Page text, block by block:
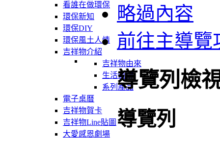
看誰在做環保
環保新知
環保DIY
環保風土人情
吉祥物介紹
吉祥物由來
生活軌跡
系列產品
電子桌曆
吉祥物賀卡
吉祥物Line貼圖
大愛感恩劇場
略過內容
前往主導覽
導覽列檢
導覽列